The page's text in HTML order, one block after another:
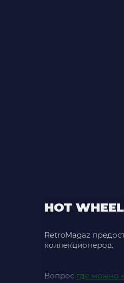
HOT
RetroMagaz
коллекционеров.
Вопрос где можно